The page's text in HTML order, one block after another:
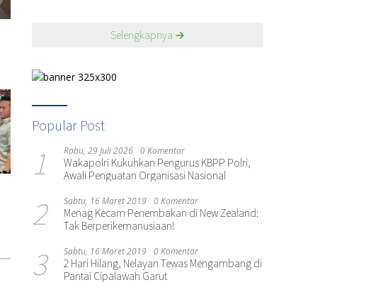
Selengkapnya
Popular Post
1 Rabu, 29 Juli 2026 0 Komentar
Wakapolri Kukuhkan Pengurus KBPP Polri,
Awali Penguatan Organisasi Nasional
2 Sabtu, 16 Maret 2019 0 Komentar
Menag Kecam Penembakan di New Zealand:
Tak Berperikemanusiaan!
3 Sabtu, 16 Maret 2019 0 Komentar
2 Hari Hilang, Nelayan Tewas Mengambang di
Pantai Cipalawah Garut